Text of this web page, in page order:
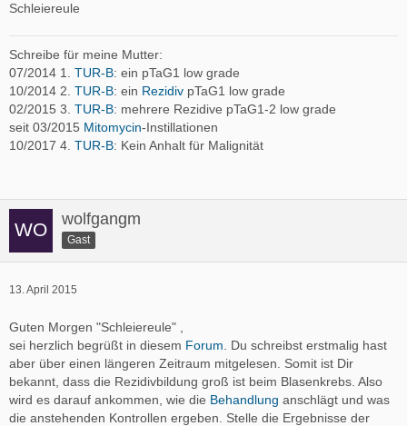
Schleiereule
Schreibe für meine Mutter:
07/2014 1. TUR-B: ein pTaG1 low grade
10/2014 2. TUR-B: ein Rezidiv pTaG1 low grade
02/2015 3. TUR-B: mehrere Rezidive pTaG1-2 low grade
seit 03/2015 Mitomycin-Instillationen
10/2017 4. TUR-B: Kein Anhalt für Malignität
wolfgangm
Gast
13. April 2015
Guten Morgen "Schleiereule" ,
sei herzlich begrüßt in diesem Forum . Du schreibst erstmalig hast
aber über einen längeren Zeitraum mitgelesen. Somit ist Dir
bekannt, dass die Rezidivbildung groß ist beim Blasenkrebs. Also
wird es darauf ankommen, wie die Behandlung anschlägt und was
die anstehenden Kontrollen ergeben. Stelle die Ergebnisse der